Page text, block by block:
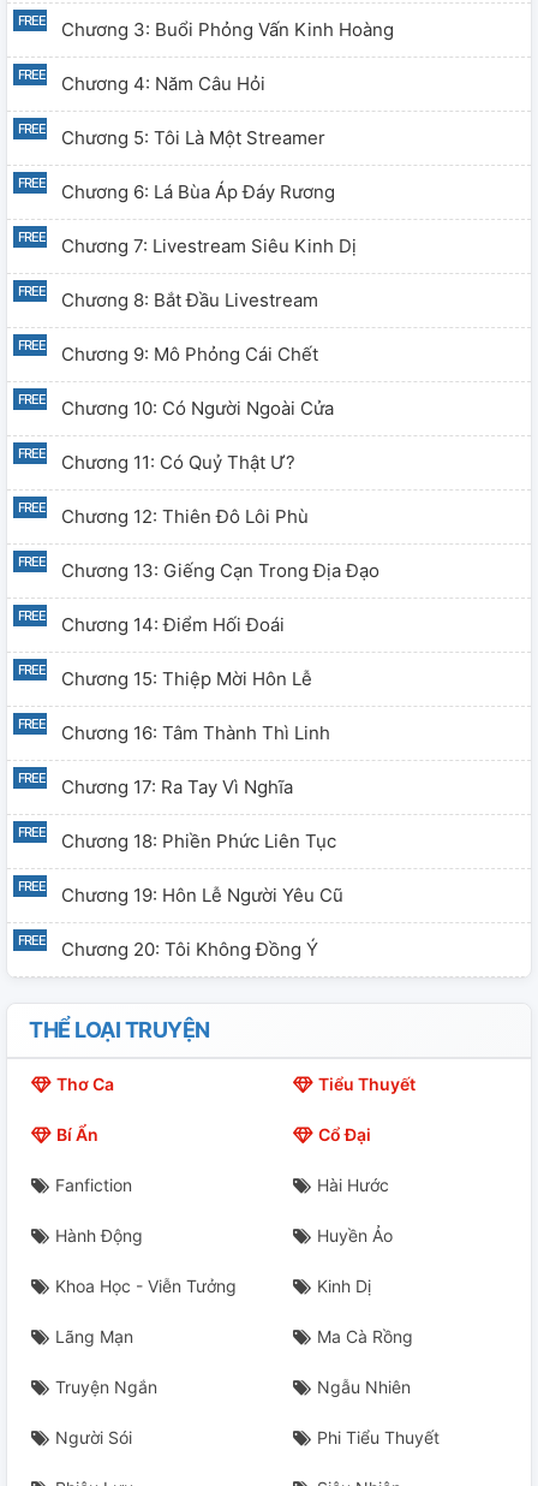
Chương 3: Buổi Phỏng Vấn Kinh Hoàng
Chương 4: Năm Câu Hỏi
Chương 5: Tôi Là Một Streamer
Chương 6: Lá Bùa Áp Đáy Rương
Chương 7: Livestream Siêu Kinh Dị
Chương 8: Bắt Đầu Livestream
Chương 9: Mô Phỏng Cái Chết
Chương 10: Có Người Ngoài Cửa
Chương 11: Có Quỷ Thật Ư?
Chương 12: Thiên Đô Lôi Phù
Chương 13: Giếng Cạn Trong Địa Đạo
Chương 14: Điểm Hối Đoái
Chương 15: Thiệp Mời Hôn Lễ
Chương 16: Tâm Thành Thì Linh
Chương 17: Ra Tay Vì Nghĩa
Chương 18: Phiền Phức Liên Tục
Chương 19: Hôn Lễ Người Yêu Cũ
Chương 20: Tôi Không Đồng Ý
Chương 21: Đạo Cao Một Trượng
Chương 22: Em Muốn Kết Hôn Với Anh
Chương 26: Thiếu Một Người Ư?
Chương 27: Hình Nhân, Cầu Thang, Âm Thanh
Chương 28: Ai Đang Đánh Đàn?
Chương 29: Nên Tin Ai Đây?
THỂ LOẠI TRUYỆN
Thơ Ca Tiểu Thuyết
Bí Ẩn Cổ Đại
Fanfiction Hài Hước
Hành Động Huyền Ảo
Khoa Học - Viễn Tưởng Kinh Dị
Lãng Mạn Ma Cà Rồng
Truyện Ngắn Ngẫu Nhiên
Người Sói Phi Tiểu Thuyết